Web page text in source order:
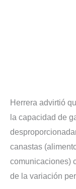
Herrera advirtió
la capacidad de
canastas
comunicaciones)
de la variación